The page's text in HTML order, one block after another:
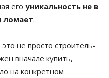
его уникальность не в
ломает.
это не просто строитель-
вначале купить,
на конкретном